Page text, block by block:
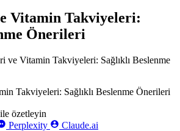
Vitamin Takviyeleri:
Önerileri
ve Vitamin Takviyeleri: Sağlıklı Beslenme
özetleyin
Perplexity Claude.ai